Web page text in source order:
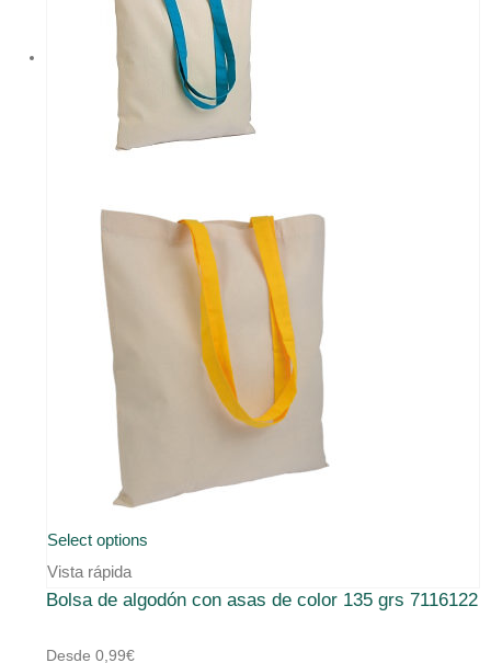
pueden
elegir
página
Select options
tiene
Vista rápida
Bolsa de algodón con asas de color 135 grs 7116122
Desde 0,99€